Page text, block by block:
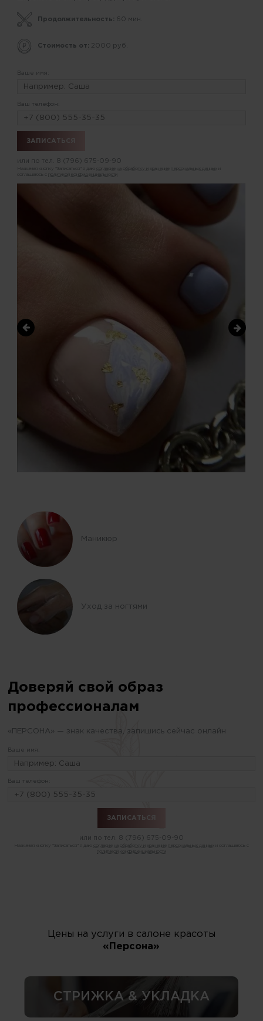
Продолжительность: 60 мин.
Стоимость от: 2000 руб.
Ваше имя:
Ваш телефон:
или по тел. 8 (796) 675-09-90
Нажимая кнопку "Записаться" я даю согласие на обработку и хранение персональных данных
политикой конфиденциальности
Маникюр
Уход за ногтями
Доверяй свой образ
профессионалам
«ПЕРСОНА» — знак качества, запишись сейчас онлайн
Ваше имя:
Ваш телефон:
или по тел. 8 (796) 675-09-90
Нажимая кнопку "Записаться" я даю согласие на обработку и хранение персональных данных
политикой конфиденциальности
Цены на услуги в салоне красоты
«Персона»
СТРИЖКА & УКЛАДКА